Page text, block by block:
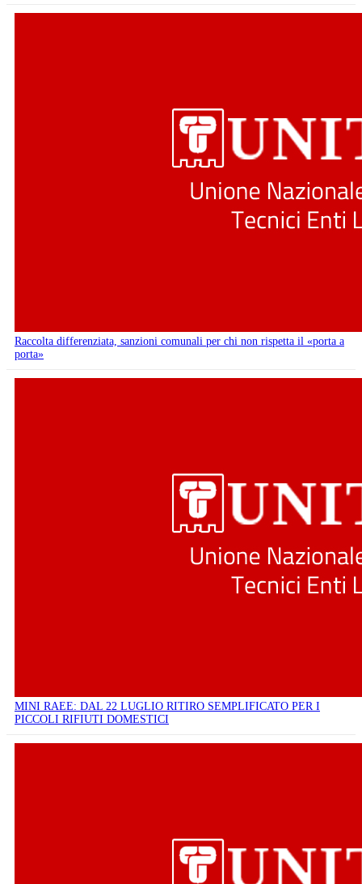
Raccolta differenziata, sanzioni comunali per chi non rispetta il «porta a
porta»
MINI RAEE: DAL 22 LUGLIO RITIRO SEMPLIFICATO PER I
PICCOLI RIFIUTI DOMESTICI